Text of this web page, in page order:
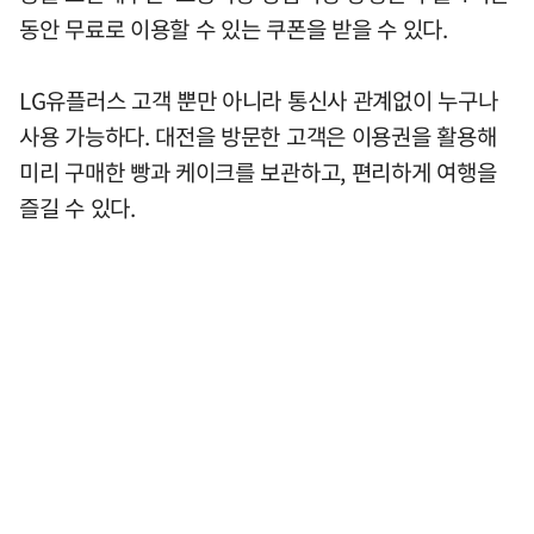
동안 무료로 이용할 수 있는 쿠폰을 받을 수 있다.
LG유플러스 고객 뿐만 아니라 통신사 관계없이 누구나
사용 가능하다. 대전을 방문한 고객은 이용권을 활용해
미리 구매한 빵과 케이크를 보관하고, 편리하게 여행을
즐길 수 있다.